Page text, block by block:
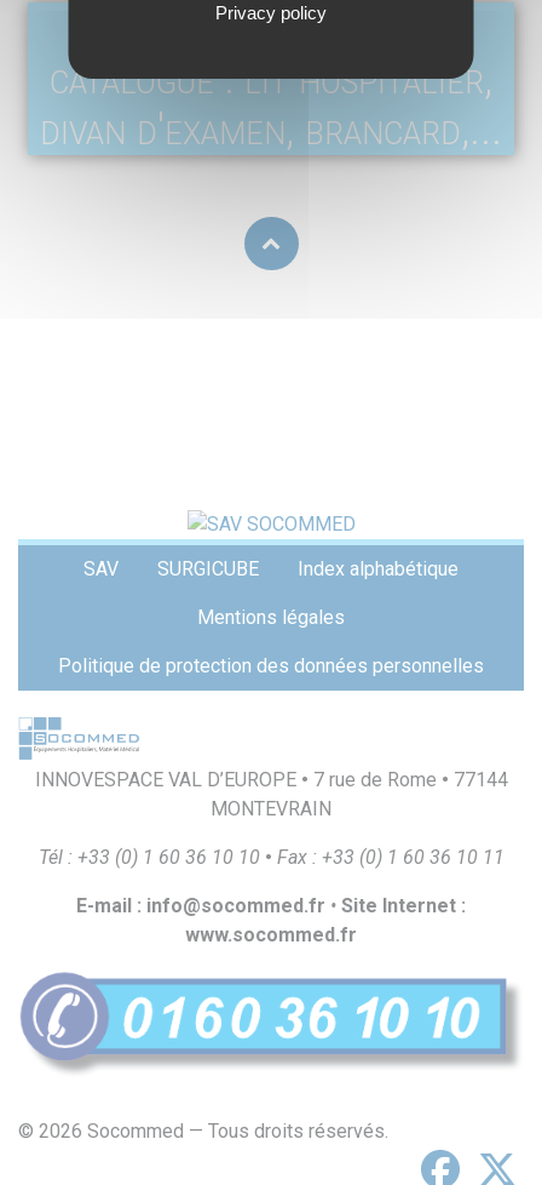
À chaque service, son
catalogue : lit hospitalier,
divan d'examen, brancard,...
SAV SURGICUBE Index alphabétique
Mentions légales
Politique de protection des données personnelles
INNOVESPACE VAL D’EUROPE • 7 rue de Rome • 77144
MONTEVRAIN
Tél : +33 (0) 1 60 36 10 10 • Fax : +33 (0) 1 60 36 10 1 1
E-mail : info@socommed.fr • Site Internet :
www.socommed.fr
© 2026 Socommed — Tous droits réservés.
Privacy policy